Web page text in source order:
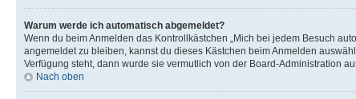
Warum werde ich automatisch abgemeldet?
Wenn du beim Anmelden das Kontrollkästchen „Mich bei jedem Besuch
angemeldet zu bleiben, kannst du dieses Kästchen beim Anmelden
Verfügung steht, dann wurde sie vermutlich von der Board-Administration
Nach oben